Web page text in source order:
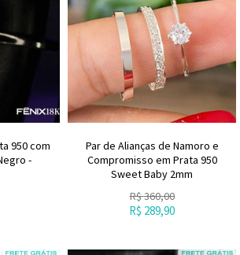
950 com
-
Par de Alianças de Namoro e
Compromisso em Prata 950
Sweet Baby 2mm
R$360,00
R$ 289,90